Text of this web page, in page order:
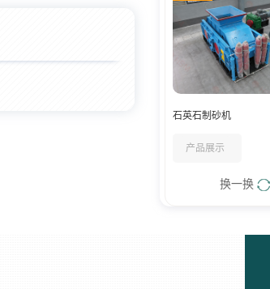
石英石制砂机
产品展示
换一换